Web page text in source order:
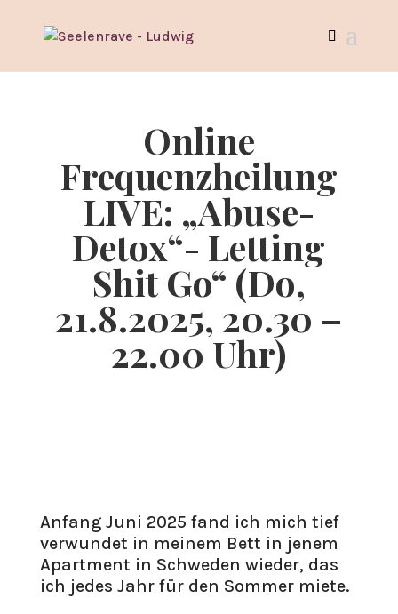
Online
Frequenzheilung
LIVE: „Abuse-
Detox“- Letting
Shit Go“ (Do,
21.8.2025, 20.30 –
22.00 Uhr)
Anfang Juni 2025 fand ich mich tief
verwundet in meinem Bett in jenem
Apartment in Schweden wieder, das
ich jedes Jahr für den Sommer miete.